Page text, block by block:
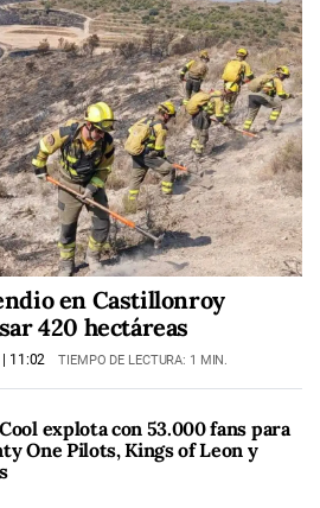
en Castillonroy
420 hectáreas
| 11:02 TIEMPO DE LECTURA: 1 MIN.
explota con 53.000 fans para
One Pilots, Kings of Leon y